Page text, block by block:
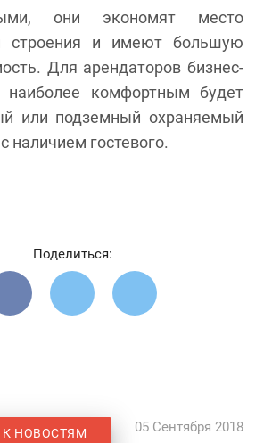
они экономят место
строения и имеют большую
Для арендаторов бизнес-
наиболее комфортным будет
или подземный охраняемый
наличием гостевого.
Поделиться:
К НОВОСТЯМ 05 Сентября 2018